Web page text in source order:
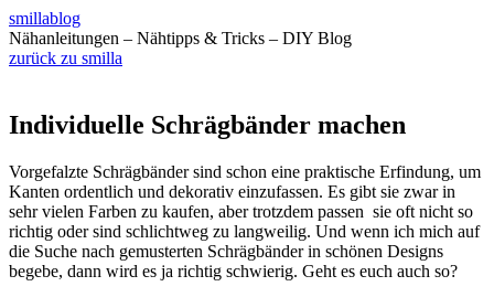
smillablog
Nähanleitungen – Nähtipps & Tricks – DIY Blog
zurück zu smilla
Individuelle Schrägbänder machen
Vorgefalzte Schrägbänder sind schon eine praktische Erfindung, um
Kanten ordentlich und dekorativ einzufassen. Es gibt sie zwar in
sehr vielen Farben zu kaufen, aber trotzdem passen sie oft nicht so
richtig oder sind schlichtweg zu langweilig. Und wenn ich mich auf
die Suche nach gemusterten Schrägbänder in schönen Designs
begebe, dann wird es ja richtig schwierig. Geht es euch auch so?